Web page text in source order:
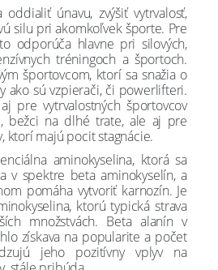
únavu, zvýšiť vytrvalosť,
silu pri akomkoľvek športe. Pre
odporúča hlavne pri silových,
tréningoch a športoch.
športovcom, ktorí sa snažia o
ako sú vzpierači, či powerlifteri.
pre vytrvalostných športovcov
bežci na dlhé trate, ale aj pre
ktorí majú pocit stagnácie.
aminokyselina, ktorá sa
v spektre beta aminokyselín, a
pomáha vytvoriť karnozín. Je
ktorú typická strava
množstvách. Beta alanín v
získava na popularite a počet
jeho pozitívny vplyv na